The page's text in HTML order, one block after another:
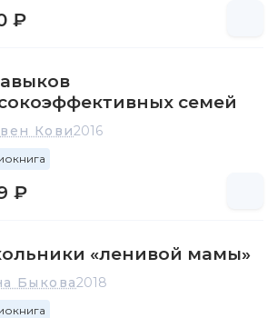
₽
семей
Кови2016
₽
«ленивой мамы»
Быкова2018